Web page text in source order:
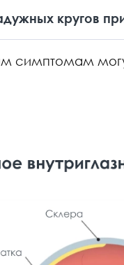
кругов
симптомам